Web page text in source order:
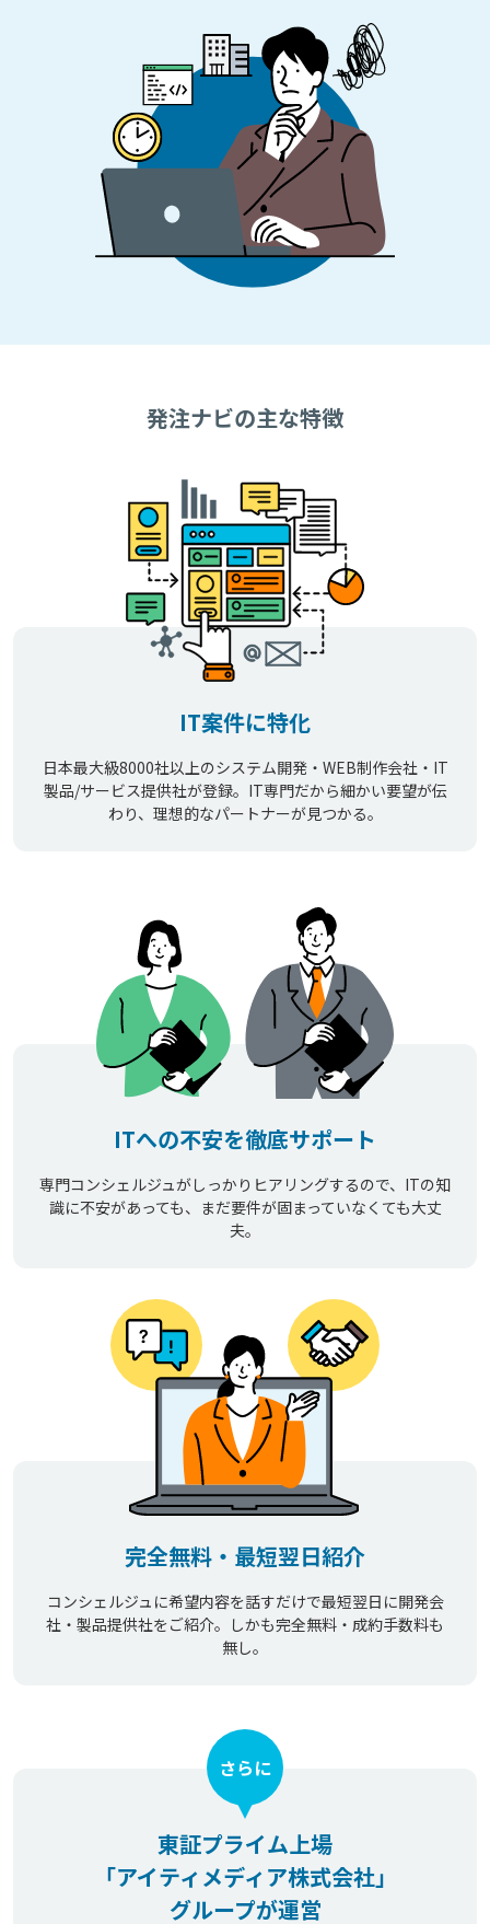
発注ナビの主な特徴
IT案件に特化
日本最大級8000社以上のシステム開発・WEB制作会社・IT
製品/サービス提供社が登録。IT専門だから細かい要望が伝
わり、理想的なパートナーが見つかる。
ITへの不安を徹底サポート
専門コンシェルジュがしっかりヒアリングするので、ITの知
識に不安があっても、まだ要件が固まっていなくても大丈
夫。
完全無料・最短翌日紹介
コンシェルジュに希望内容を話すだけで最短翌日に開発会
社・製品提供社をご紹介。しかも完全無料・成約手数料も
無し。
東証プライム上場
「アイティメディア株式会社」
グループが運営
さらに